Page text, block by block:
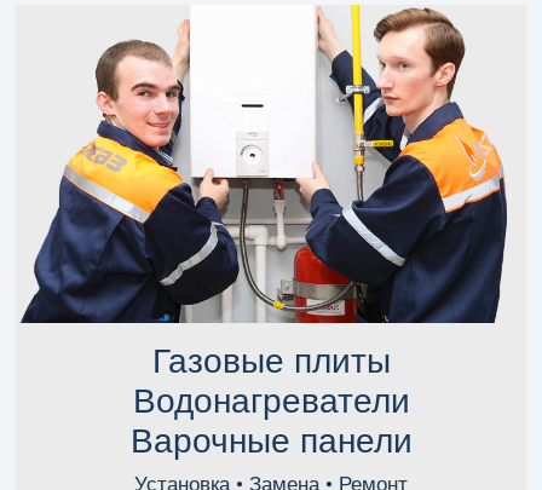
Газовые плиты
Водонагреватели
Варочные панели
Установка • Замена • Ремонт